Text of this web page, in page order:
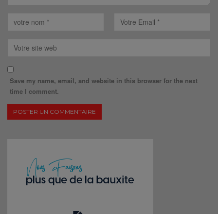
Save my name, email, and website in this browser for the next
time I comment.